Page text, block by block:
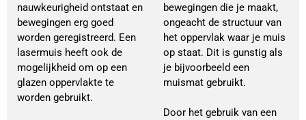
nauwkeurigheid ontstaat en
bewegingen erg goed
worden geregistreerd. Een
lasermuis heeft ook de
mogelijkheid om op een
glazen oppervlakte te
worden gebruikt.
bewegingen die je maakt,
ongeacht de structuur van
het oppervlak waar je muis
op staat. Dit is gunstig als
je bijvoorbeeld een
muismat gebruikt.
Door het gebruik van een